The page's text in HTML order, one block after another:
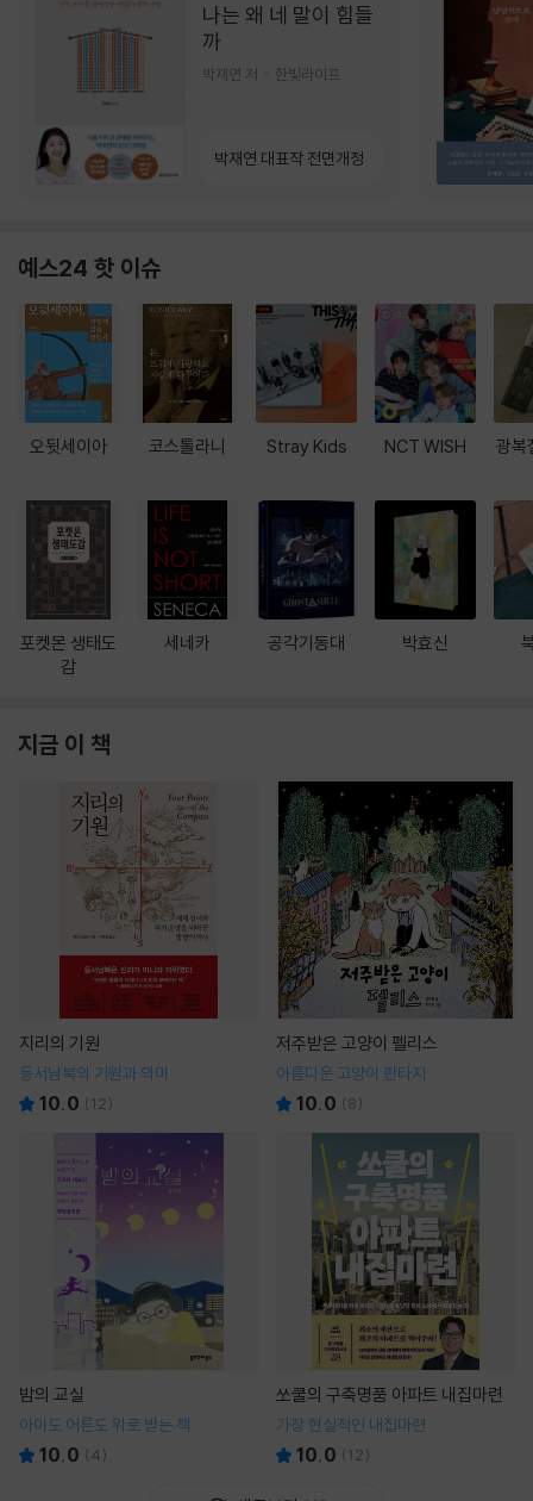
나는 왜 네 말이 힘들
까
박재연 저 한빛라이프
박재연 대표작 전면개정
예스24 핫 이슈
오뒷세이아
포켓몬 생태도
감
코스톨라니
세네카
Stray Kids
공각기동대
NCT WISH
박효신
광복
지금 이 책
지리의 기원
동서남북의 기원과 의미
10.0 (12)
저주받은 고양이 펠리스
아름다운 고양이 판타지
10.0 (8)
밤의 교실
아이도 어른도 위로 받는 책
10.0 (4)
쏘쿨의 구축명품 아파트 내집마련
가장 현실적인 내집마련
10.0 (12)